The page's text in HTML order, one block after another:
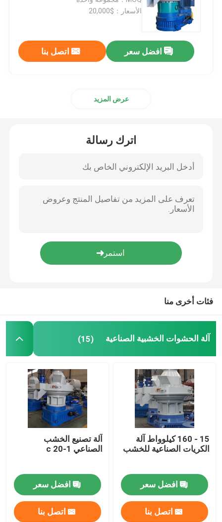
آلة الحشوات الخشبية الصناعية
خط إنتاج بيليه الكتلة الحيوية
مبرد بيليه
آلة تعبئة الحبيبات
آلة فرز النفايات المنزلية
الأسعار：$20,000
افضل سعر اتصل بنا
عرض المزيد
اترك رسالة
فئات أخرى منا
آلة الحشوات الخشبية الصناعية (15)
15 - 160 كيلوواط آلة
الكريات الصناعية للخشب
افضل سعر
اتصل بنا
آلة تصنيع الخشب
الصناعي 1-20 c
افضل سعر
اتصل بنا